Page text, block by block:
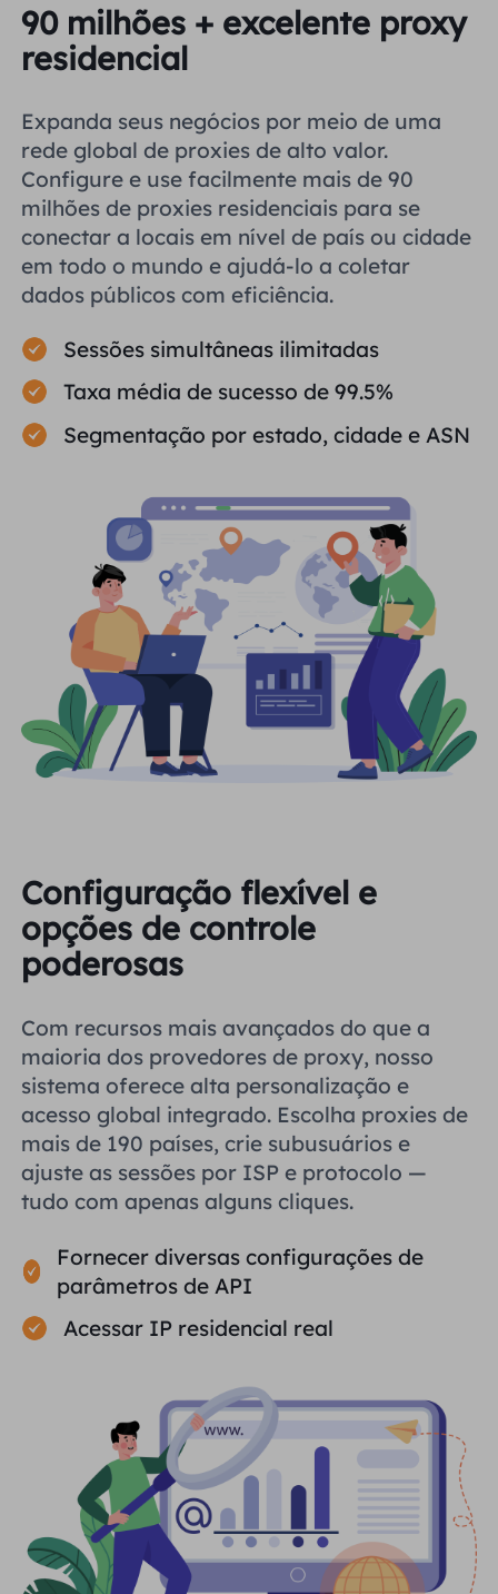
90 milhões + excelente proxy
residencial
Expanda seus negócios por meio de uma
rede global de proxies de alto valor.
Configure e use facilmente mais de 90
milhões de proxies residenciais para se
conectar a locais em nível de país ou cidade
em todo o mundo e ajudá-lo a coletar
dados públicos com eficiência.
Sessões simultâneas ilimitadas
Taxa média de sucesso de 99.5%
Segmentação por estado, cidade e ASN
Configuração flexível e
opções de controle
poderosas
Com recursos mais avançados do que a
maioria dos provedores de proxy, nosso
sistema oferece alta personalização e
acesso global integrado. Escolha proxies de
mais de 190 países, crie subusuários e
ajuste as sessões por ISP e protocolo —
tudo com apenas alguns cliques.
Fornecer diversas configurações de
parâmetros de API
Acessar IP residencial real